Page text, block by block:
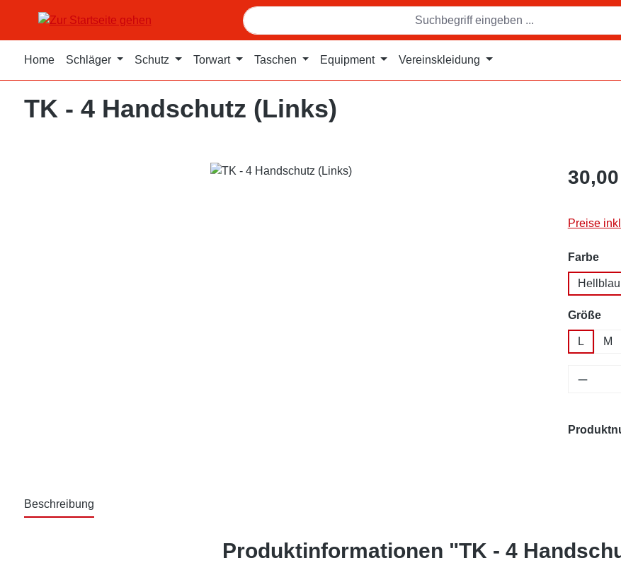
Hauptinhalt springen
Zur Suche springen
Zur Hauptnavigation springen
Home Schläger Schutz Torwart Taschen Equipment Vereinskleidung
TK - 4 Handschutz (Links)
Preise
Farbe
Hellblau
Größe
L M
Beschreibung
Produktinformationen "TK - 4